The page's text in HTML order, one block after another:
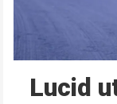
Lucid